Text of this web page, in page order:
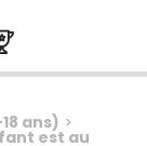
ans) >
est au